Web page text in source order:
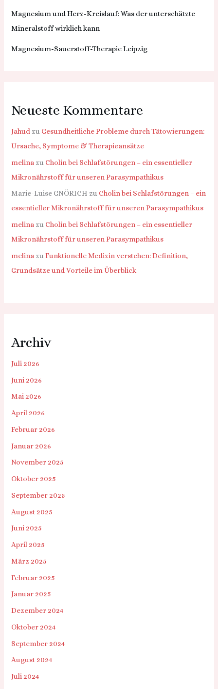
Magnesium und Herz-Kreislauf: Was der unterschätzte
Mineralstoff wirklich kann
Magnesium-Sauerstoff-Therapie Leipzig
Neueste Kommentare
Jahud zu Gesundheitliche Probleme durch Tätowierungen:
Ursache, Symptome & Therapieansätze
melina zu Cholin bei Schlafstörungen – ein essentieller
Mikronährstoff für unseren Parasympathikus
Marie-Luise GNÖRICH zu Cholin bei Schlafstörungen – ein
essentieller Mikronährstoff für unseren Parasympathikus
melina zu Cholin bei Schlafstörungen – ein essentieller
Mikronährstoff für unseren Parasympathikus
melina zuFunktionelle Medizin verstehen: Definition,
Grundsätze und Vorteile im Überblick
Archiv
Juli 2026
Juni 2026
Mai 2026
April 2026
Februar 2026
Januar 2026
November 2025
Oktober 2025
September 2025
August 2025
Juni 2025
April 2025
März 2025
Februar 2025
Januar 2025
Dezember 2024
Oktober 2024
September 2024
August 2024
Juli 2024